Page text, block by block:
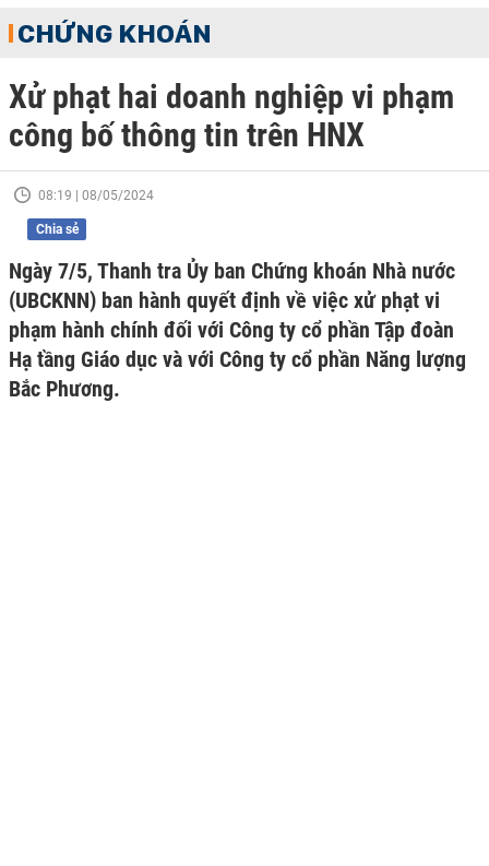
CHỨNG KHOÁN
Xử phạt hai doanh nghiệp vi phạm
công bố thông tin trên HNX
08:19 | 08/05/2024
Chia sẻ
Ngày 7/5, Thanh tra Ủy ban Chứng khoán Nhà nước
(UBCKNN) ban hành quyết định về việc xử phạt vi
phạm hành chính đối với Công ty cổ phần Tập đoàn
Hạ tầng Giáo dục và với Công ty cổ phần Năng lượng
Bắc Phương.